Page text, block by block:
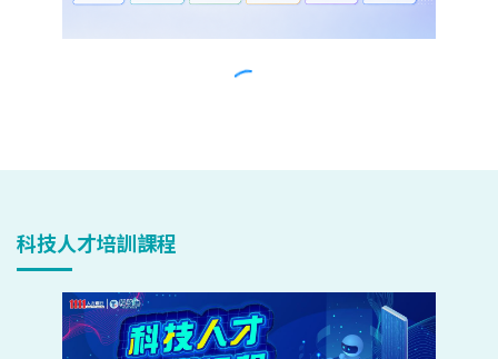
科技人才培訓課程